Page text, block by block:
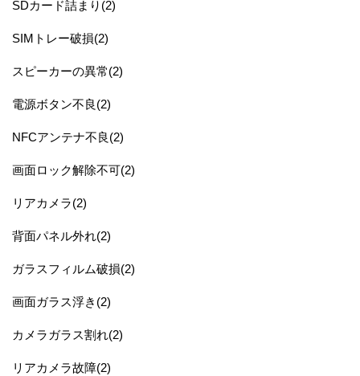
SDカード詰まり(2)
SIMトレー破損(2)
スピーカーの異常(2)
電源ボタン不良(2)
NFCアンテナ不良(2)
画面ロック解除不可(2)
リアカメラ(2)
背面パネル外れ(2)
ガラスフィルム破損(2)
画面ガラス浮き(2)
カメラガラス割れ(2)
リアカメラ故障(2)